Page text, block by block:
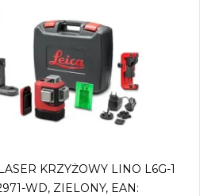
KRZYŻOWY LINO L6G-1
WD, ZIELONY, EAN: